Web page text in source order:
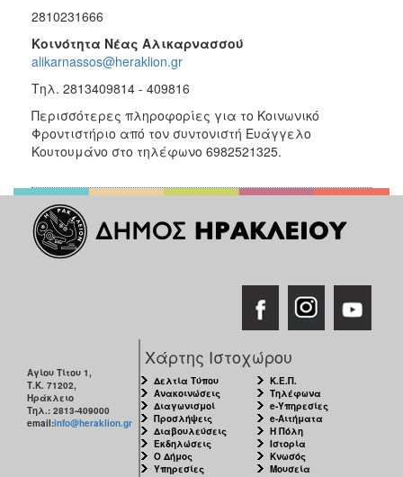
2810231666
Κοινότητα Νέας Αλικαρνασσού
alikarnassos@heraklion.gr
Τηλ. 2813409814 - 409816
Περισσότερες πληροφορίες για το Κοινωνικό
Φροντιστήριο από τον συντονιστή Ευάγγελο
Κουτουμάνο στο τηλέφωνο 6982521325.
Αγίου Τίτου 1,
Τ.Κ. 71202,
Ηράκλειο
Τηλ.: 2813-409000
email:info@heraklion.gr
Χάρτης Ιστοχώρου
Δελτία Τύπου
Ανακοινώσεις
Διαγωνισμοί
Προσλήψεις
Διαβουλεύσεις
Εκδηλώσεις
Ο Δήμος
Υπηρεσίες
Κ.Ε.Π.
Τηλέφωνα
e-Υπηρεσίες
e-Αιτήματα
Η Πόλη
Ιστορία
Κνωσός
Μουσεία